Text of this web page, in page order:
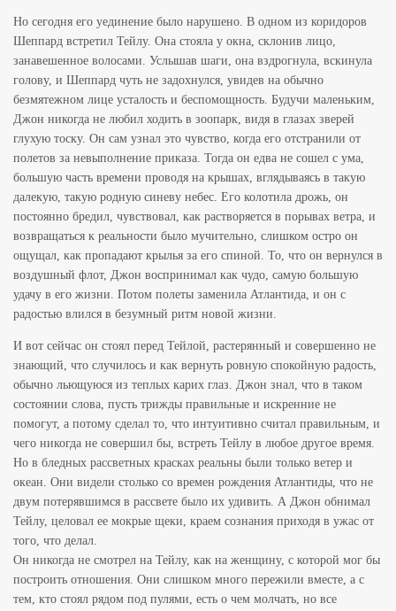
Но сегодня его уединение было нарушено. В одном из коридоров
Шеппард встретил Тейлу. Она стояла у окна, склонив лицо,
занавешенное волосами. Услышав шаги, она вздрогнула, вскинула
голову, и Шеппард чуть не задохнулся, увидев на обычно
безмятежном лице усталость и беспомощность. Будучи маленьким,
Джон никогда не любил ходить в зоопарк, видя в глазах зверей
глухую тоску. Он сам узнал это чувство, когда его отстранили от
полетов за невыполнение приказа. Тогда он едва не сошел с ума,
большую часть времени проводя на крышах, вглядываясь в такую
далекую, такую родную синеву небес. Его колотила дрожь, он
постоянно бредил, чувствовал, как растворяется в порывах ветра, и
возвращаться к реальности было мучительно, слишком остро он
ощущал, как пропадают крылья за его спиной. То, что он вернулся в
воздушный флот, Джон воспринимал как чудо, самую большую
удачу в его жизни. Потом полеты заменила Атлантида, и он с
радостью влился в безумный ритм новой жизни.
И вот сейчас он стоял перед Тейлой, растерянный и совершенно не
знающий, что случилось и как вернуть ровную спокойную радость,
обычно льющуюся из теплых карих глаз. Джон знал, что в таком
состоянии слова, пусть трижды правильные и искренние не
помогут, а потому сделал то, что интуитивно считал правильным, и
чего никогда не совершил бы, встреть Тейлу в любое другое время.
Но в бледных рассветных красках реальны были только ветер и
океан. Они видели столько со времен рождения Атлантиды, что не
двум потерявшимся в рассвете было их удивить. А Джон обнимал
Тейлу, целовал ее мокрые щеки, краем сознания приходя в ужас от
того, что делал.
Он никогда не смотрел на Тейлу, как на женщину, с которой мог бы
построить отношения. Они слишком много пережили вместе, а с
тем, кто стоял рядом под пулями, есть о чем молчать, но все